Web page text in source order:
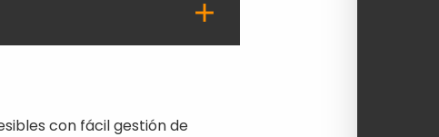
con fácil gestión de